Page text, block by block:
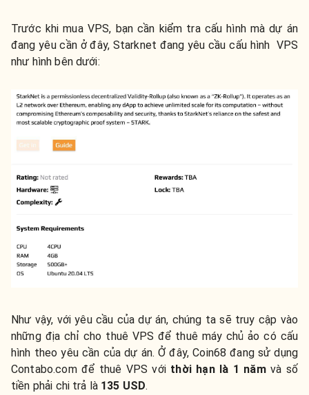
Trước khi mua VPS, bạn cần kiểm tra cấu hình mà dự án
đang yêu cần ở đây, Starknet đang yêu cầu cấu hình VPS
như hình bên dưới:
Như vậy, với yêu cầu của dự án, chúng ta sẽ truy cập vào
những địa chỉ cho thuê VPS để thuê máy chủ ảo có cấu
hình theo yêu cần của dự án. Ở đây, Coin68 đang sử dụng
Contabo.com để thuê VPS với thời hạn là 1 nămvà số
tiền phải chi trả là 135 USD.